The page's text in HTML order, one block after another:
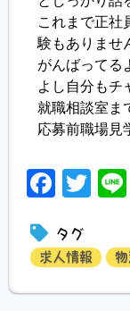
これまで正社
験もありませ
がんばってる
よし自分もチ
就職相談室ま
応募前職場見
タグ
求人情報 物